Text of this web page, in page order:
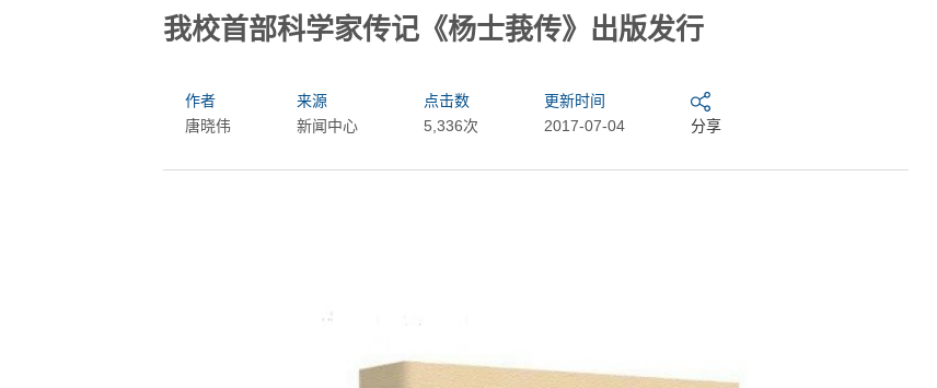
我校首部科学家传记《杨士莪传》出版发行
作者
唐晓伟
来源
新闻中心
点击数
5,336次
更新时间
2017-07-04
分享
逐梦冰雪 燃动工程